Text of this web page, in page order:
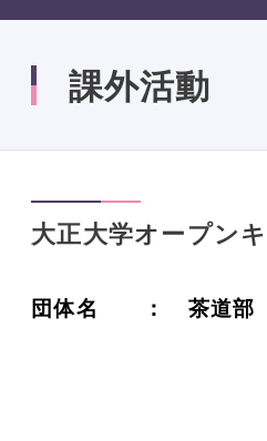
課外活動
大正大学オープン
団体名 ： 茶道部